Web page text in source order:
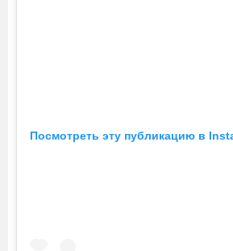
Посмотреть эту публикацию в